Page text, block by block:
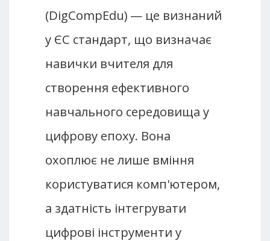
(DigCompEdu) — це визнаний
у ЄС стандарт, що визначає
навички вчителя для
створення ефективного
навчального середовища у
цифрову епоху. Вона
охоплює не лише вміння
користуватися комп'ютером,
а здатність інтегрувати
цифрові інструменти у